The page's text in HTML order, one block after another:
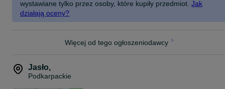
wystawiane tylko przez osoby, które kupiły przedmiot. Jak
działają oceny?
Więcej od tego ogłoszeniodawcy
Jasło,
Podkarpackie